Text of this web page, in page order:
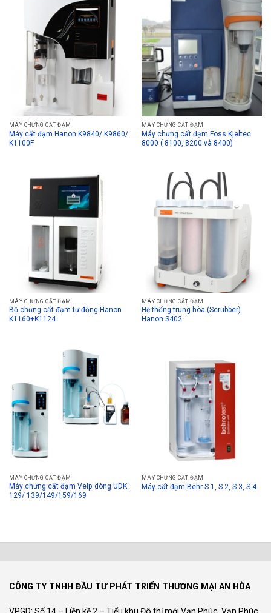
MÁY CHƯNG CẤT ĐẠM
Máy cất đạm Hanon K9840/ K9860/
K1100F
MÁY CHƯNG CẤT ĐẠM
Máy chưng cất đạm Foss Kjeltec
8000 ( 8100, 8200 và 8400)
MÁY CHƯNG CẤT ĐẠM
Bộ chưng cất đạm tự động Hanon
K1160+K1124
MÁY CHƯNG CẤT ĐẠM
Hệ thống trung hòa (Scrubber)
Hanon S402
MÁY CHƯNG CẤT ĐẠM
Máy chưng cất đạm Velp dòng UDK
129/ 139/149/159/169
MÁY CHƯNG CẤT ĐẠM
Máy cất đạm Behr S 1, S 2, S 3, S 4
CÔNG TY TNHH ĐẦU TƯ PHÁT TRIỂN THƯƠNG MẠI AN HÒA
VPGD: Số 14 – Liền kề 2 – Tiểu khu Đô thị mới Vạn Phúc, Vạn Phúc,